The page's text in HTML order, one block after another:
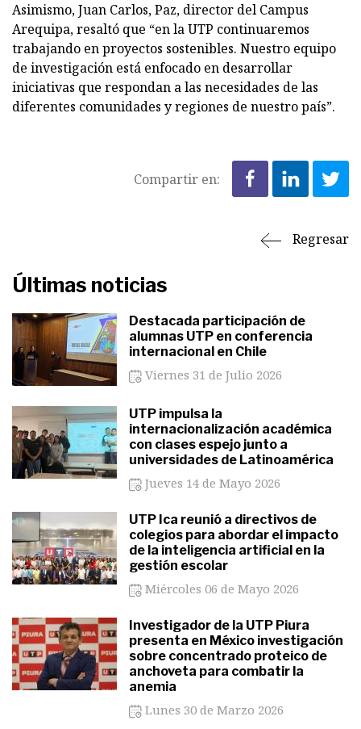
Asimismo, Juan Carlos, Paz, director del Campus
Arequipa, resaltó que “en la UTP continuaremos
trabajando en proyectos sostenibles. Nuestro equipo
de investigación está enfocado en desarrollar
iniciativas que respondan a las necesidades de las
diferentes comunidades y regiones de nuestro país”.
Compartir en:
Regresar
Últimas noticias
Destacada participación de
alumnas UTP en conferencia
internacional en Chile
Viernes 31 de Julio 2026
UTP impulsa la
internacionalización académica
con clases espejo junto a
universidades de Latinoamérica
Jueves 14 de Mayo 2026
UTP Ica reunió a directivos de
colegios para abordar el impacto
de la inteligencia artificial en la
gestión escolar
Miércoles 06 de Mayo 2026
Investigador de la UTP Piura
presenta en México investigación
sobre concentrado proteico de
anchoveta para combatir la
anemia
Lunes 30 de Marzo 2026